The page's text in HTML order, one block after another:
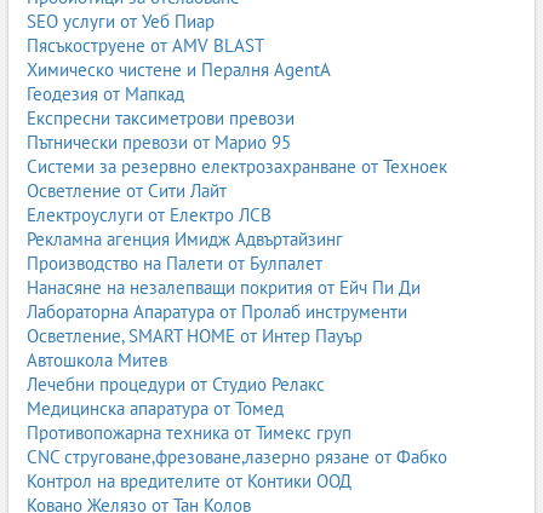
ниски емисии;
по-малко фини прахови частици;
по-нисък шум;
по-чисто горене.
Развитие на сектора
нарастващо търсене;
европейски зелени политики;
инвестиции в инфраструктура;
технологични иновации.
Заключение
Газстанциите са важна част от енергийната и транспортната
система на България. Те осигуряват достъпни, екологични и
ефективни горива, като поддържат високи стандарти за
безопасност и качество. Секторът продължава да се развива и
да внедрява нови технологии.
Газови Инсталации,Оборудване за газстанции
SEO услуги от Уеб Пиар
Пясъкоструене от AMV BLAST
Химическо чистене и Пералня AgentA
Геодезия от Мапкад
Експресни таксиметрови превози
Пътнически превози от Марио 95
Системи за резервно електрозахранване от Техноек
Осветление от Сити Лайт
Електроуслуги от Електро ЛСВ
Рекламна агенция Имидж Адвъртайзинг
Производство на Палети от Булпалет
Нанасяне на незалепващи покрития от Ейч Пи Ди
Лабораторна Апаратура от Пролаб инструменти
Осветление, SMART HOME от Интер Пауър
Автошкола Митев
Лечебни процедури от Студио Релакс
Медицинска апаратура от Томед
Противопожарна техника от Тимекс груп
CNC струговане,фрезоване,лазерно рязане от Фабко
Контрол на вредителите от Контики ООД
Ковано Желязо от Тан Колов